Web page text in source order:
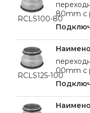
RCLS100-80
80mm с
RCLS125-100
00mm с